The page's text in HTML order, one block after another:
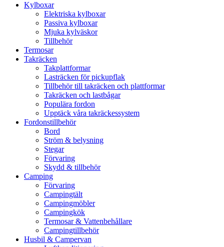
Kylboxar
Elektriska kylboxar
Passiva kylboxar
Mjuka kylväskor
Tillbehör
Termosar
Takräcken
Takplattformar
Lasträcken för pickupflak
Tillbehör till takräcken och plattformar
Takräcken och lastbågar
Populära fordon
Upptäck våra takräckessystem
Fordonstillbehör
Bord
Ström & belysning
Stegar
Förvaring
Skydd & tillbehör
Camping
Förvaring
Campingtält
Campingmöbler
Campingkök
Termosar & Vattenbehållare
Campingtillbehör
Husbil & Campervan